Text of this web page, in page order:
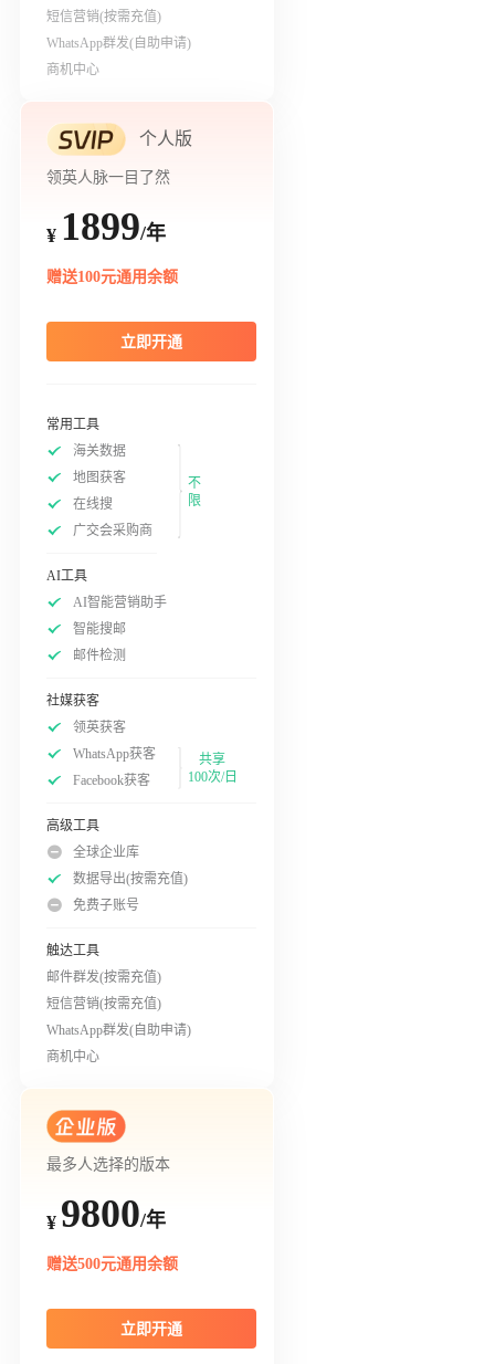
短信营销(按需充值)
WhatsApp群发(自助申请)
商机中心
个人版
领英人脉一目了然
¥ 1899/年
赠送100元通用余额
立即开通
常用工具
海关数据
地图获客
在线搜
广交会采购商
不
限
AI工具
AI智能营销助手
智能搜邮
邮件检测
社媒获客
领英获客
WhatsApp获客
Facebook获客
共享
100次/日
高级工具
全球企业库
数据导出(按需充值)
免费子账号
触达工具
邮件群发(按需充值)
短信营销(按需充值)
WhatsApp群发(自助申请)
商机中心
最多人选择的版本
¥ 9800/年
赠送500元通用余额
立即开通